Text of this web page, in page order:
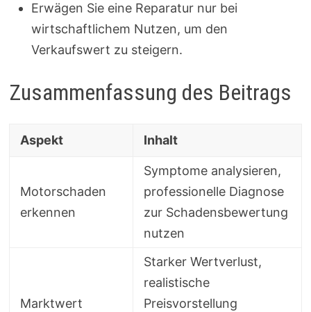
Erwägen Sie eine Reparatur nur bei
wirtschaftlichem Nutzen, um den
Verkaufswert zu steigern.
Zusammenfassung des Beitrags
Aspekt Inhalt
Motorschaden
erkennen
Symptome analysieren,
professionelle Diagnose
zur Schadensbewertung
nutzen
Marktwert
Starker Wertverlust,
realistische
Preisvorstellung